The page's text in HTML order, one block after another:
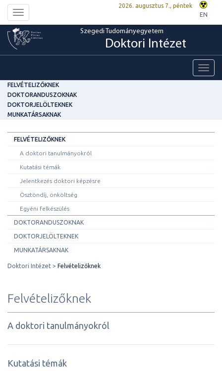
Toggle
navigation
2026. augusztus 7., péntek
EN
Szegedi Tudományegyetem
Doktori Intézet
FELVÉTELIZŐKNEK
DOKTORANDUSZOKNAK
DOKTORJELÖLTEKNEK
MUNKATÁRSAKNAK
FELVÉTELIZŐKNEK
A doktori tanulmányokról
Kutatási témák
Jelentkezés doktori képzésre
Ösztöndíj, önköltség
Egyéni felkészülés
DOKTORANDUSZOKNAK
DOKTORJELÖLTEKNEK
MUNKATÁRSAKNAK
Doktori Intézet Felvételizőknek
Felvételizőknek
A doktori tanulmányokról
Kutatási témák